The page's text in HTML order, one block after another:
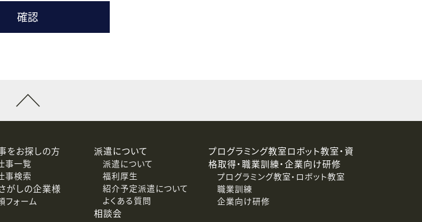
たします。
人情報を委託する場合があります。
正、追加または削除、利用の停止、消去および第三者への提供停止）
をお探しの方
事一覧
事検索
がしの企業様
フォーム
派遣について
派遣について
福利厚生
紹介予定派遣について
よくある質問
相談会
プログラミング教室ロボット教室・資
格取得・職業訓練・企業向け研修
プログラミング教室・ロボット教室
職業訓練
企業向け研修